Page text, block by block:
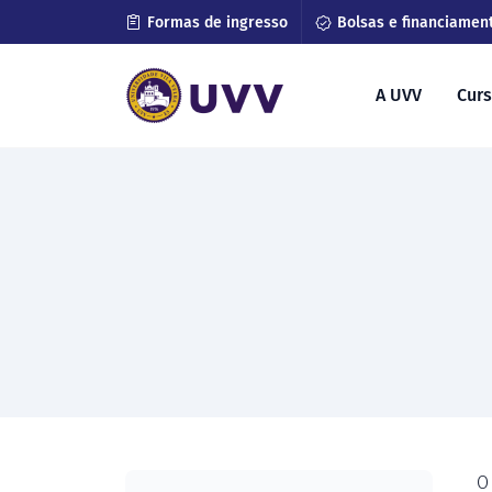
Formas de ingresso Bolsas e
A UVV
O